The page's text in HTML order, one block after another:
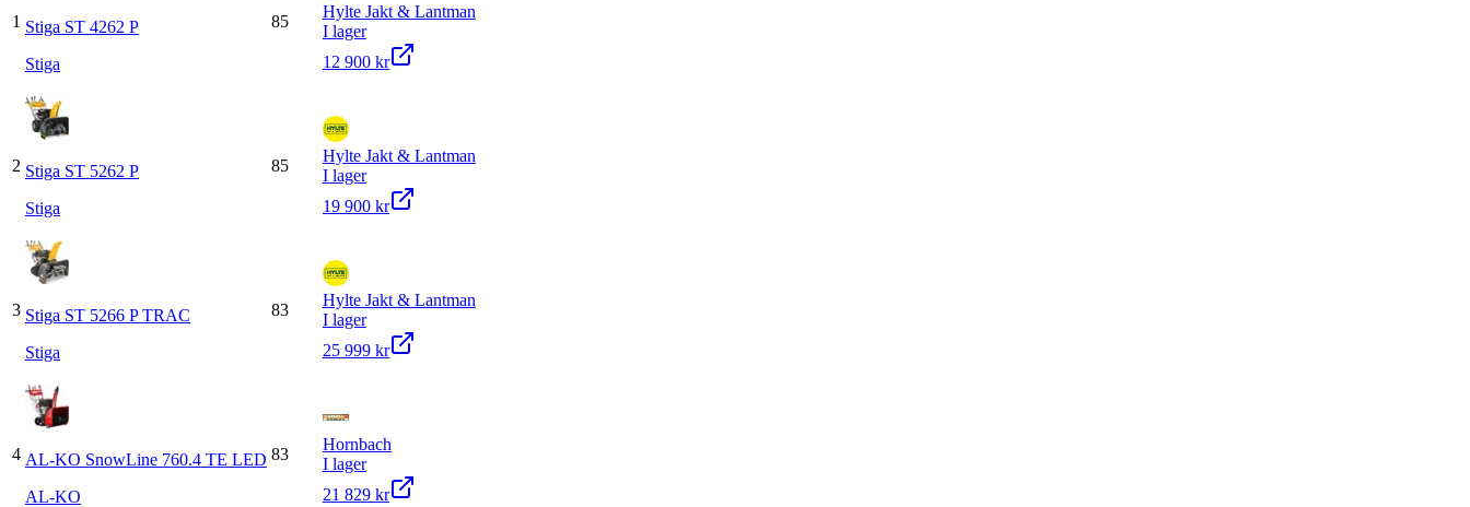
1 Stiga ST 4262 P
Stiga
85
Hylte Jakt & Lantman
I lager
12 900 kr
2 Stiga ST 5262 P
Stiga
85
Hylte Jakt & Lantman
I lager
19 900 kr
3 Stiga ST 5266 P TRAC
Stiga
83
Hylte Jakt & Lantman
I lager
25 999 kr
4 AL-KO SnowLine 760.4 TE LED
AL-KO
83
Hornbach
I lager
21 829 kr